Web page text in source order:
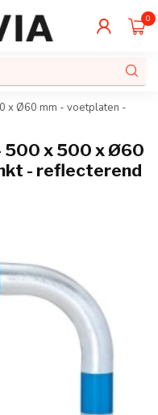
0
x Ø60 mm - voetplaten -
500 x 500 x Ø60
- reflecterend